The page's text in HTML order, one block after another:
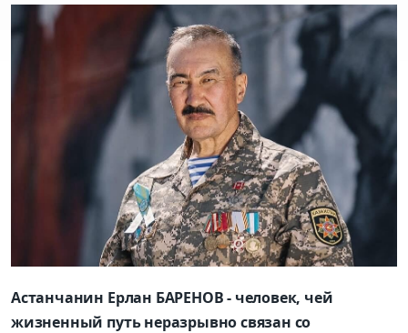
Астанчанин Ерлан БАРЕНОВ - человек, чей
жизненный путь неразрывно связан со